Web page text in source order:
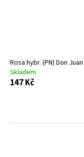
Rosa hybr. (PN) Don Juan
Skladem
147 Kč